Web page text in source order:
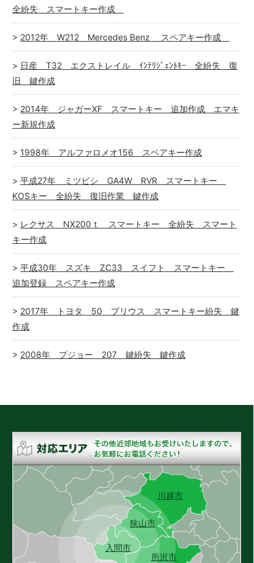
全紛失 スマートキー作成
2012年 W212 Mercedes Benz スペアキー作成
日産 T32 エクストレイル ｲﾝﾃﾘｼﾞｪﾝﾄｷｰ 全紛失 復
旧 鍵作成
2014年 ジャガーXF スマートキー 追加作成 エマキ
ー新規作成
1998年 アルファロメオ156 スペアキー作成
平成27年 ミツビシ GA4W RVR スマートキー
KOSキー 全紛失 復旧作業 鍵作成
レクサス NX200ｔ スマートキー 全紛失 スマート
キー作成
平成30年 スズキ ZC33 スイフト スマートキー
追加登録 スペアキー作成
2017年 トヨタ 50 プリウス スマートキー紛失 鍵
作成
2008年 プジョー 207 鍵紛失 鍵作成
入間市
狭山市
所沢市
川越市